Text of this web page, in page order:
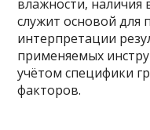
влажности, наличия
служит основой для
интерпретации
применяемых
учётом специфики
факторов.